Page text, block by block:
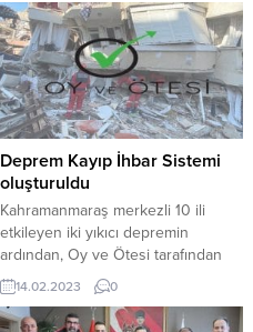
Deprem Kayıp İhbar Sistemi
oluşturuldu
Kahramanmaraş merkezli 10 ili
etkileyen iki yıkıcı depremin
ardından, Oy ve Ötesi tarafından
“Deprem Kayıp İhbar Sistemi”
hayata geçirildi. Yakınlarına
ulaşamayan kişiler, sistemin
14.02.2023 0